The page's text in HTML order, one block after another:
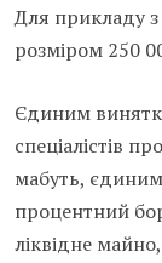
Для прикладу
розміром 250
Єдиним
спеціалістів
мабуть,
процентний
ліквідне майно,